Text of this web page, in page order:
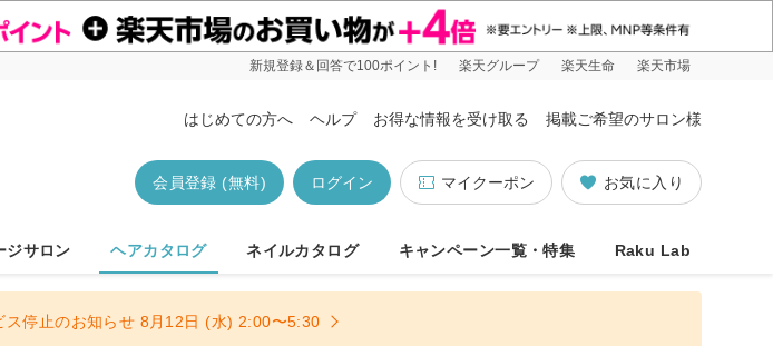
新規登録＆回答で100ポイント! 楽天グループ 楽天生命 楽天市場
はじめての方へ ヘルプ お得な情報を受け取る 掲載ご希望のサロン様
お気に入り
マイクーポン
ログイン
会員登録 (無料)
ジサロン ヘアカタログ ネイルカタログ キャンペーン一覧・特集 Raku Lab
ス停止のお知らせ 8月12日 (水) 2:00〜5:30